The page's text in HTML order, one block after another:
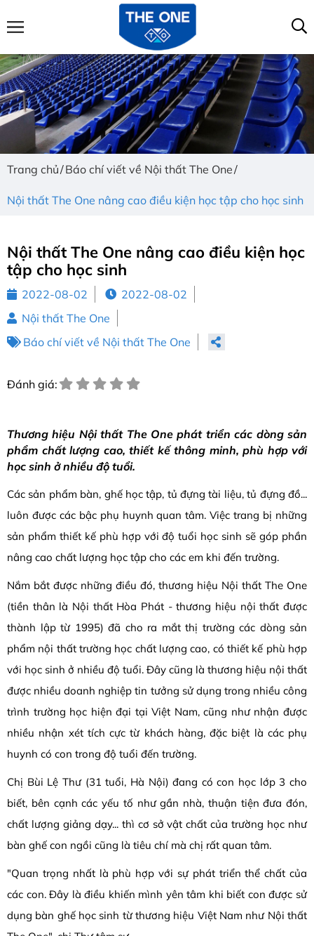
Trang chủ Báo chí viết về Nội thất The One
Nội thất The One nâng cao điều kiện học tập cho học sinh
Nội thất The One nâng cao điều kiện học
tập cho học sinh
2022-08-02
2022-08-02
Nội thất The One
Báo chí viết về Nội thất The One
Đánh giá:
Thương hiệu Nội thất The One phát triển các dòng sản
phẩm chất lượng cao, thiết kế thông minh, phù hợp với
học sinh ở nhiều độ tuổi.
Các sản phẩm bàn, ghế học tập, tủ đựng tài liệu, tủ đựng đồ...
luôn được các bậc phụ huynh quan tâm. Việc trang bị những
sản phẩm thiết kế phù hợp với độ tuổi học sinh sẽ góp phần
nâng cao chất lượng học tập cho các em khi đến trường.
Nắm bắt được những điều đó, thương hiệu Nội thất The One
(tiền thân là Nội thất Hòa Phát - thương hiệu nội thất được
thành lập từ 1995) đã cho ra mắt thị trường các dòng sản
phẩm nội thất trường học chất lượng cao, có thiết kế phù hợp
với học sinh ở nhiều độ tuổi. Đây cũng là thương hiệu nội thất
được nhiều doanh nghiệp tin tưởng sử dụng trong nhiều công
trình trường học hiện đại tại Việt Nam, cũng như nhận được
nhiều nhận xét tích cực từ khách hàng, đặc biệt là các phụ
huynh có con trong độ tuổi đến trường.
Chị Bùi Lệ Thư (31 tuổi, Hà Nội) đang có con học lớp 3 cho
biết, bên cạnh các yếu tố như gần nhà, thuận tiện đưa đón,
chất lượng giảng dạy... thì cơ sở vật chất của trường học như
bàn ghế con ngồi cũng là tiêu chí mà chị rất quan tâm.
"Quan trọng nhất là phù hợp với sự phát triển thể chất của
các con. Đây là điều khiến mình yên tâm khi biết con được sử
dụng bàn ghế học sinh từ thương hiệu Việt Nam như Nội thất